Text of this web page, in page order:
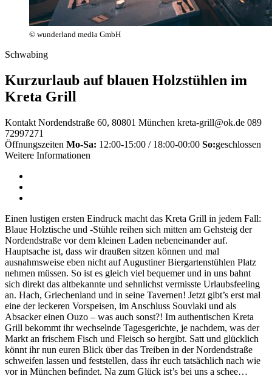
© wunderland media GmbH
Schwabing
Kurzurlaub auf blauen Holzstühlen im
Kreta Grill
Kontakt Nordendstraße 60, 80801 München kreta-grill@ok.de 089
72997271
Öffnungszeiten Mo-Sa: 12:00-15:00 / 18:00-00:00 So:geschlossen
Weitere Informationen
Einen lustigen ersten Eindruck macht das Kreta Grill in jedem Fall:
Blaue Holztische und -Stühle reihen sich mitten am Gehsteig der
Nordendstraße vor dem kleinen Laden nebeneinander auf.
Hauptsache ist, dass wir draußen sitzen können und mal
ausnahmsweise eben nicht auf Augustiner Biergartenstühlen Platz
nehmen müssen. So ist es gleich viel bequemer und in uns bahnt
sich direkt das altbekannte und sehnlichst vermisste Urlaubsfeeling
an. Hach, Griechenland und in seine Tavernen! Jetzt gibt’s erst mal
eine der leckeren Vorspeisen, im Anschluss Souvlaki und als
Absacker einen Ouzo – was auch sonst?! Im authentischen Kreta
Grill bekommt ihr wechselnde Tagesgerichte, je nachdem, was der
Markt an frischem Fisch und Fleisch so hergibt. Satt und glücklich
könnt ihr nun euren Blick über das Treiben in der Nordendstraße
schweifen lassen und feststellen, dass ihr euch tatsächlich nach wie
vor in München befindet. Na zum Glück ist’s bei uns a schee…